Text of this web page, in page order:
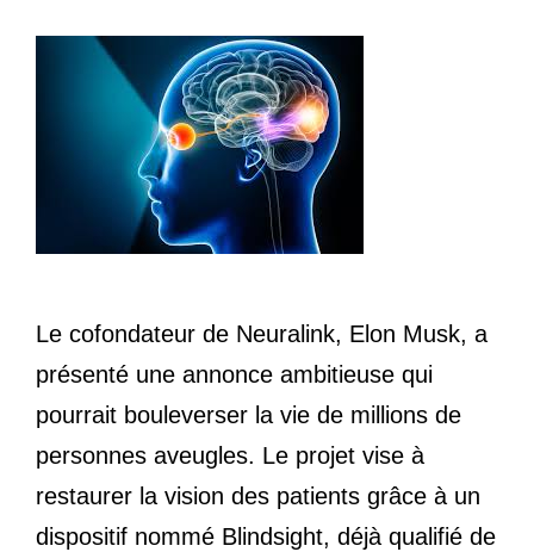
Le cofondateur de Neuralink, Elon Musk, a
présenté une annonce ambitieuse qui
pourrait bouleverser la vie de millions de
personnes aveugles. Le projet vise à
restaurer la vision des patients grâce à un
dispositif nommé Blindsight, déjà qualifié de